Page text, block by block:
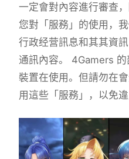
一定會對內容進行審查
您對「服務」的使用，
行政经营訊息和其其資
通訊內容。 4Gamers
裝置在使用。但請勿在
用這些「服務」，以免